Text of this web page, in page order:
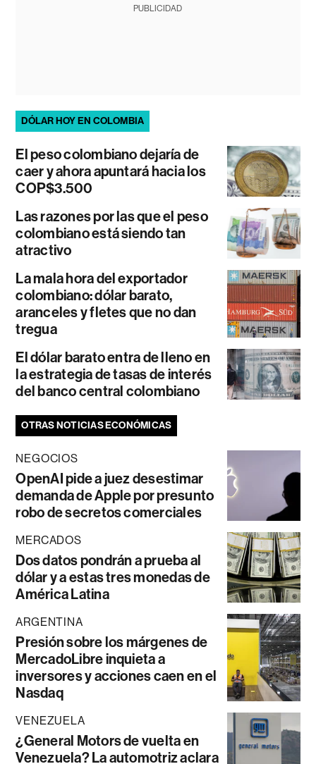
PUBLICIDAD
DÓLAR HOY EN COLOMBIA
El peso colombiano dejaría de
caer y ahora apuntará hacia los
COP$3.500
Las razones por las que el peso
colombiano está siendo tan
atractivo
La mala hora del exportador
colombiano: dólar barato,
aranceles y fletes que no dan
tregua
El dólar barato entra de lleno en
la estrategia de tasas de interés
del banco central colombiano
OTRAS NOTICIAS ECONÓMICAS
NEGOCIOS
OpenAI pide a juez desestimar
demanda de Apple por presunto
robo de secretos comerciales
MERCADOS
Dos datos pondrán a prueba al
dólar y a estas tres monedas de
América Latina
ARGENTINA
Presión sobre los márgenes de
MercadoLibre inquieta a
inversores y acciones caen en el
Nasdaq
VENEZUELA
¿General Motors de vuelta en
Venezuela? La automotriz aclara